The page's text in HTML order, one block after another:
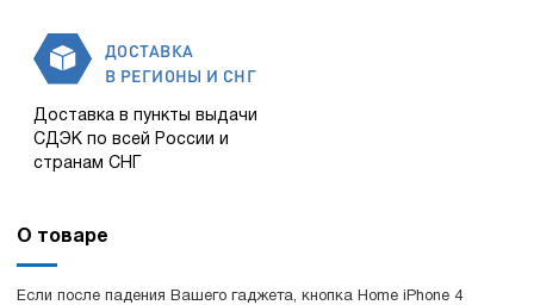
ДОСТАВКА
В РЕГИОНЫ И СНГ
Доставка в пункты выдачи
СДЭК по всей России и
странам СНГ
О товаре
Если после падения Вашего гаджета, кнопка Home iPhone 4